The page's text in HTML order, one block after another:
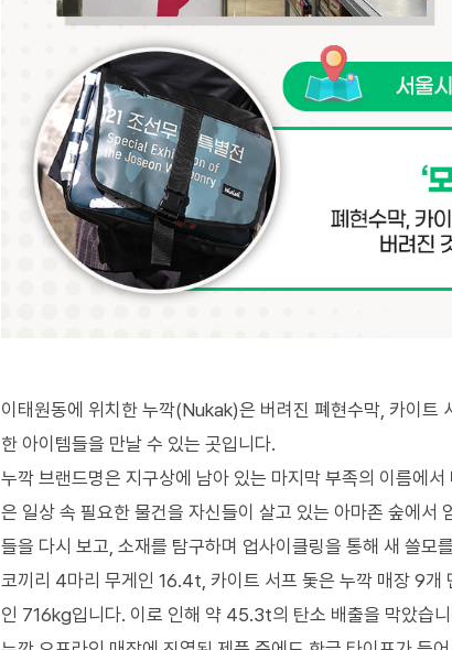
이태원동에 위치한 누깍(Nukak)은 버려진 폐현수막, 카이트
한 아이템들을 만날 수 있는 곳입니다.
누깍 브랜드명은 지구상에 남아 있는 마지막 부족의 이름에
은 일상 속 필요한 물건을 자신들이 살고 있는 아마존 숲에서
들을 다시 보고, 소재를 탐구하며 업사이클링을 통해 새 쓸모
코끼리 4마리 무게인 16.4t, 카이트 서프 돛은 누깍 매장 9개
인 716kg입니다. 이로 인해 약 45.3t의 탄소 배출을 막았습